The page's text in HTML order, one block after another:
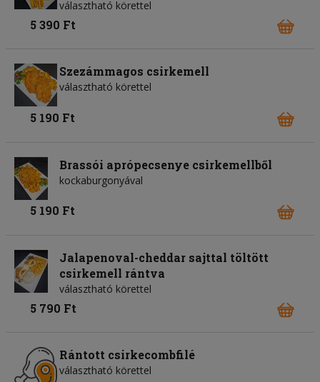
választható körettel
5 390 Ft
Szezámmagos csirkemell
választható körettel
5 190 Ft
Brassói aprópecsenye csirkemellből
kockaburgonyával
5 190 Ft
Jalapenoval-cheddar sajttal töltött
csirkemell rántva
választható körettel
5 790 Ft
Rántott csirkecombfilé
választható körettel